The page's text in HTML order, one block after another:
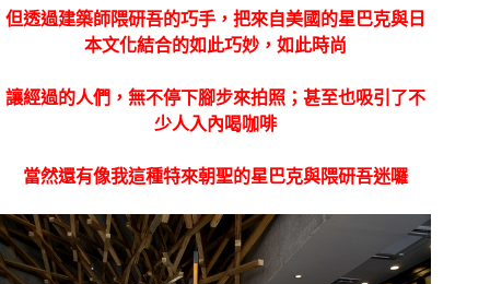
但透過建築師隈研吾的巧手，把來自美國的星巴克與日
本文化結合的如此巧妙，如此時尚
讓經過的人們，無不停下腳步來拍照；甚至也吸引了不
少人入內喝咖啡
當然還有像我這種特來朝聖的星巴克與隈研吾迷囉